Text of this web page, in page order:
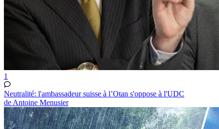
1
Neutralité: l'ambassadeur suisse à l’Otan s'oppose à l'UDC
de Antoine Menusier